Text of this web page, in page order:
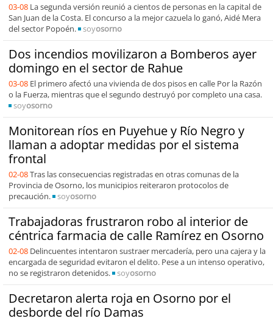
03-08 La segunda versión reunió a cientos de personas en la capital de
San Juan de la Costa. El concurso a la mejor cazuela lo ganó, Aidé Mera
del sector Popoén.
soyosorno
Dos incendios movilizaron a Bomberos ayer
domingo en el sector de Rahue
03-08 El primero afectó una vivienda de dos pisos en calle Por la Razón
o la Fuerza, mientras que el segundo destruyó por completo una casa.
soyosorno
Monitorean ríos en Puyehue y Río Negro y
llaman a adoptar medidas por el sistema
frontal
02-08Tras las consecuencias registradas en otras comunas de la
Provincia de Osorno, los municipios reiteraron protocolos de
precaución.
soyosorno
Trabajadoras frustraron robo al interior de
céntrica farmacia de calle Ramírez en Osorno
02-08 Delincuentes intentaron sustraer mercadería, pero una cajera y la
encargada de seguridad evitaron el delito. Pese a un intenso operativo,
no se registraron detenidos.
soyosorno
Decretaron alerta roja en Osorno por el
desborde del río Damas